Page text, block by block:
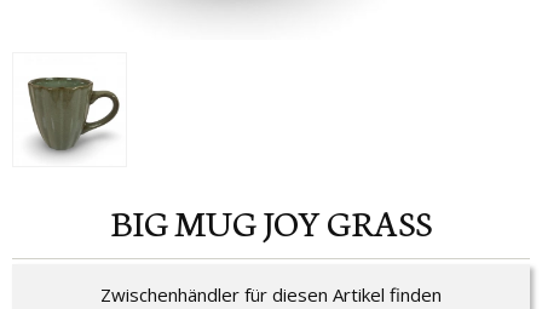
BIG MUG JOY GRASS
Zwischenhändler für diesen Artikel finden